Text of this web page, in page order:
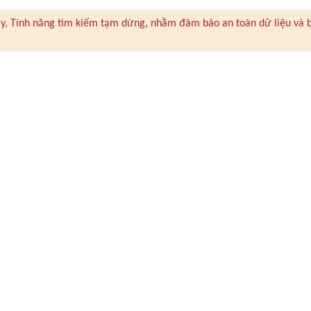
Tính năng tìm kiếm tạm dừng, nhằm đảm bảo an toàn dữ liệu và